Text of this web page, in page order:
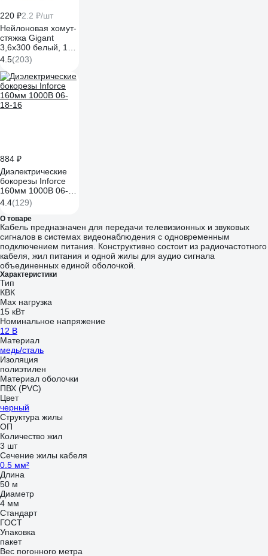
220 ₽2.2 ₽/шт
Нейлоновая хомут-
стяжка Gigant
3,6х300 белый, 100
шт G/1/18
4.5(203)
884 ₽
Диэлектрические
бокорезы Inforce
160мм 1000В 06-
18-16
4.4(129)
О товаре
Кабель предназначен для передачи телевизионных и звуковых
сигналов в системах видеонаблюдения с одновременным
подключением питания. Конструктивно состоит из радиочастотного
кабеля, жил питания и одной жилы для аудио сигнала
объединенных единой оболочкой.
Характеристики
Тип
КВК
Max нагрузка
15 кВт
Номинальное напряжение
12 В
Материал
медь/сталь
Изоляция
полиэтилен
Материал оболочки
ПВХ (PVC)
Цвет
черный
Структура жилы
ОП
Количество жил
3 шт
Сечение жилы кабеля
0.5 мм²
Длина
50 м
Диаметр
4 мм
Стандарт
ГОСТ
Упаковка
пакет
Вес погонного метра